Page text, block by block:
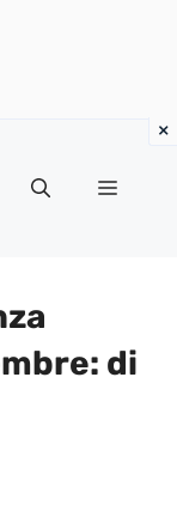
Menu
di